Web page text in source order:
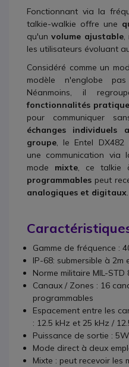
Fonctionnant via la
talkie-walkie offre une
qu'unvolume ajustable,
les utilisateurs évoluant
Considéré comme un
modèle n'englobe
Néanmoins, il
fonctionnalités
pour communiquer
échanges
groupe, le Entel DX482
une communication via
mode mixte, ce talkie
programmables peut
analogiques et digitaux.
Gamme de fréquence :
IP-68: submersible à 2m
Norme militaire MIL-STD
Canaux / Zones : 16
programmables
Espacement entre les
: 12.5 kHz et 25 kHz /
Puissance de sortie : 5W
Mode direct à deux
Mixte : peut recevoir les